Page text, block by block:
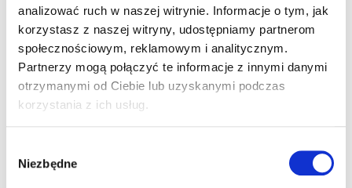
analizować ruch w naszej witrynie. Informacje o tym, jak
korzystasz z naszej witryny, udostępniamy partnerom
społecznościowym, reklamowym i analitycznym.
Partnerzy mogą połączyć te informacje z innymi danymi
otrzymanymi od Ciebie lub uzyskanymi podczas
korzystania z ich usług.
zgody
Niezbędne